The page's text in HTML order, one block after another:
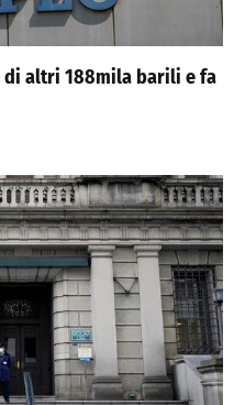
di altri 188mila barili e fa